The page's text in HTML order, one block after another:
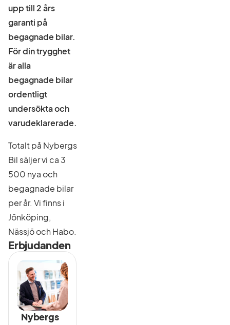
upp till 2 års
garanti på
begagnade bilar.
För din trygghet
är alla
begagnade bilar
ordentligt
undersökta och
varudeklarerade.
Totalt på Nybergs
Bil säljer vi ca 3
500 nya och
begagnade bilar
per år. Vi finns i
Jönköping,
Nässjö och Habo.
Erbjudanden
Nybergs